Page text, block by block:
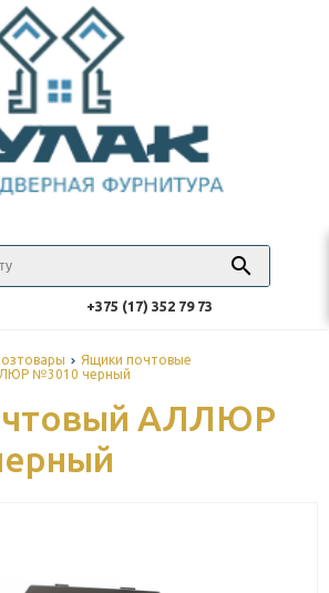
‎+375 (17) 352 79 73
Ящики почтовые
№3010 черный
АЛЛЮР